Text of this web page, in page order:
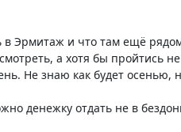
Эрмитаж и что там ещё
а хотя бы пройтись
Не знаю как будет
денежку отдать не в